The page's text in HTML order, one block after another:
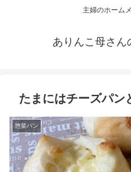
主婦のホーム
ありんこ母さん
たまにはチーズパン
惣菜パン